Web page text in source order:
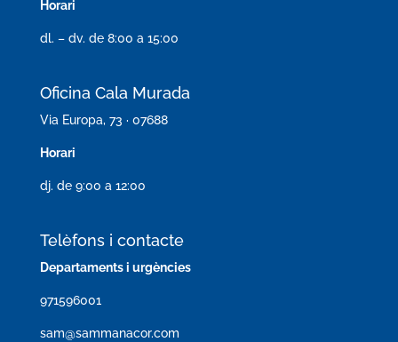
Horari
dl. – dv. de 8:00 a 15:00
Oficina Cala Murada
Via Europa, 73 · 07688
Horari
dj. de 9:00 a 12:00
Telèfons i contacte
Departaments i urgències
971596001
sam@sammanacor.com